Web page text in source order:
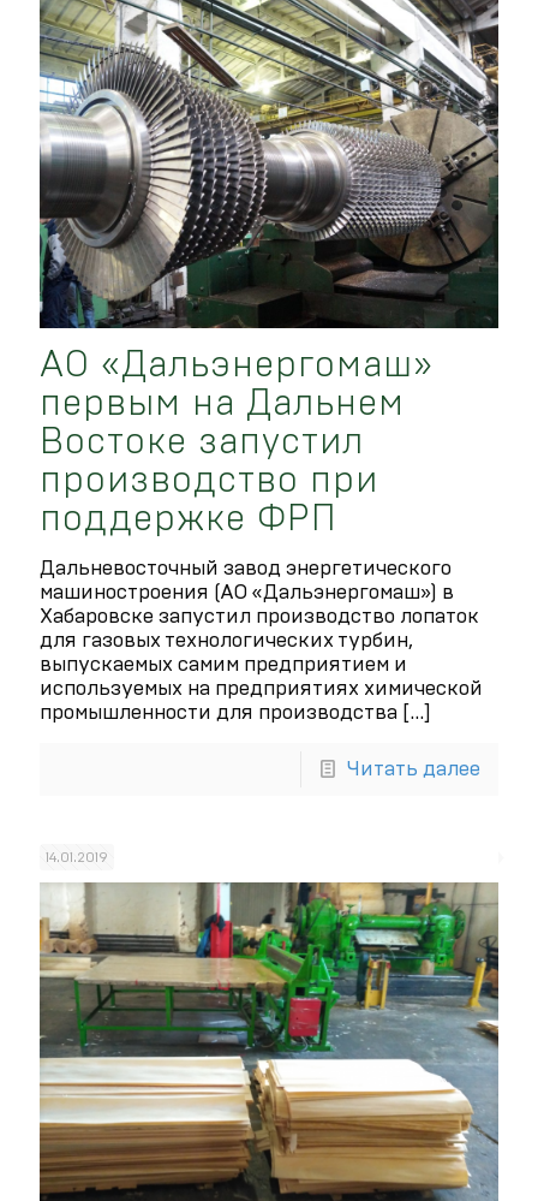
АО «Дальэнергомаш»
первым на Дальнем
Востоке запустил
производство при
поддержке ФРП
Дальневосточный завод энергетического
машиностроения (АО «Дальэнергомаш») в
Хабаровске запустил производство лопаток
для газовых технологических турбин,
выпускаемых самим предприятием и
используемых на предприятиях химической
промышленности для производства […]
Читать далее
14.01.2019